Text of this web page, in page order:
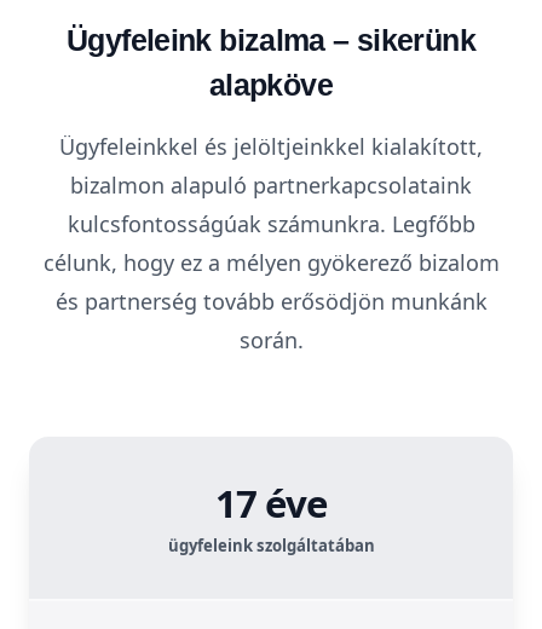
Ügyfeleink bizalma – sikerünk
alapköve
Ügyfeleinkkel és jelöltjeinkkel kialakított,
bizalmon alapuló partnerkapcsolataink
kulcsfontosságúak számunkra. Legfőbb
célunk, hogy ez a mélyen gyökerező bizalom
és partnerség tovább erősödjön munkánk
során.
ügyfeleink szolgáltatában
17 éve